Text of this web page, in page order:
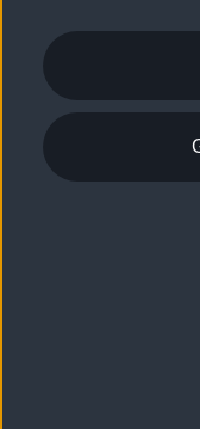
4 Modelli
Q4 e-tron